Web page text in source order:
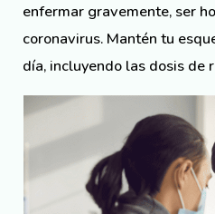
enfermar gravemente, ser
coronavirus. Mantén tu
día, incluyendo las dosis de